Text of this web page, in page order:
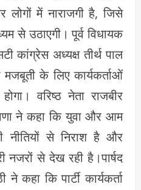
में नाराजगी है, जिसे
से उठाएगी। पूर्व विधायक
कांग्रेस अध्यक्ष तीर्थ पाल
के लिए कार्यकर्ताओं
वरिष्ठ नेता राजबीर
ने कहा कि युवा और आम
नीतियों से निराश है और
नजरों से देख रही है।पार्षद
ने कहा कि पार्टी कार्यकर्ता